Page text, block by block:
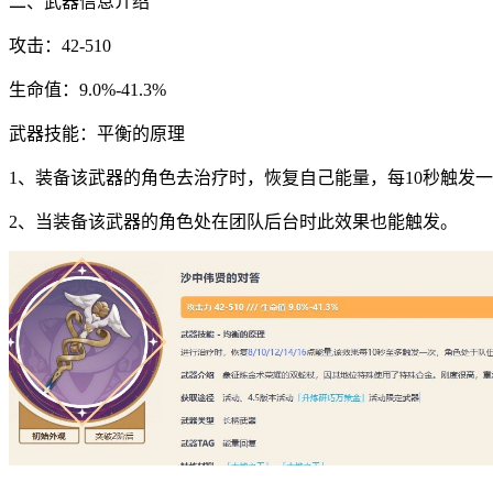
攻击：42-510
生命值：9.0%-41.3%
武器技能：平衡的原理
1、装备该武器的角色去治疗时，恢复自己能量，每10秒触发
2、当装备该武器的角色处在团队后台时此效果也能触发。